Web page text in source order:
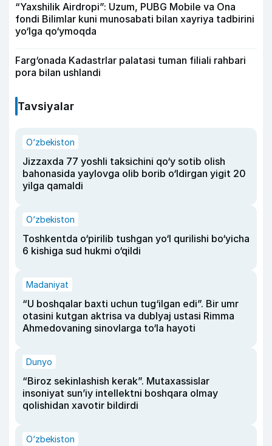
“Yaxshilik Airdropi”: Uzum, PUBG Mobile va Ona
fondi Bilimlar kuni munosabati bilan xayriya tadbirini
yo‘lga qo‘ymoqda
Farg‘onada Kadastrlar palatasi tuman filiali rahbari
pora bilan ushlandi
Tavsiyalar
O‘zbekiston
Jizzaxda 77 yoshli taksichini qo‘y sotib olish
bahonasida yaylovga olib borib o‘ldirgan yigit 20
yilga qamaldi
O‘zbekiston
Toshkentda o‘pirilib tushgan yo‘l qurilishi bo‘yicha
6 kishiga sud hukmi o‘qildi
Madaniyat
“U boshqalar baxti uchun tug‘ilgan edi”. Bir umr
otasini kutgan aktrisa va dublyaj ustasi Rimma
Ahmedovaning sinovlarga to‘la hayoti
Dunyo
“Biroz sekinlashish kerak”. Mutaxassislar
insoniyat sun’iy intellektni boshqara olmay
qolishidan xavotir bildirdi
O‘zbekiston